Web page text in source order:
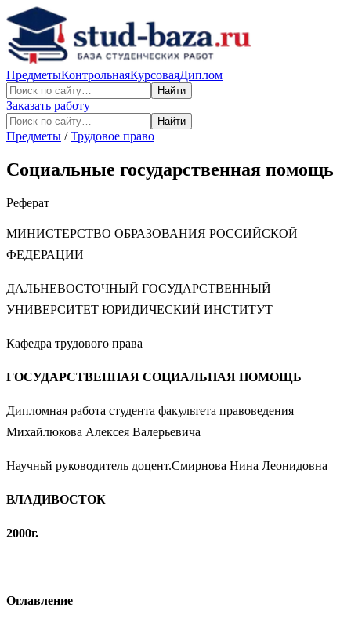
ПредметыКонтрольнаяКурсоваяДиплом
Найти
Заказать работу
Найти
Предметы /Трудовое право
Социальные государственная помощь
Реферат
МИНИСТЕРСТВО ОБРАЗОВАНИЯ РОССИЙСКОЙ
ФЕДЕРАЦИИ
ДАЛЬНЕВОСТОЧНЫЙ ГОСУДАРСТВЕННЫЙ
УНИВЕРСИТЕТ ЮРИДИЧЕСКИЙ ИНСТИТУТ
Кафедра трудового права
ГОСУДАРСТВЕННАЯ СОЦИАЛЬНАЯ ПОМОЩЬ
Дипломная работа студента факультета правоведения
Михайлюкова Алексея Валерьевича
Научньй руководитель доцент.Смирнова Нина Леонидовна
ВЛАДИВОСТОК
2000г.
Оглавление